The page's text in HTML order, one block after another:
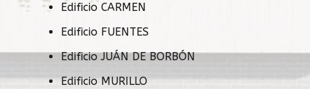
Edificio CARMEN
Edificio FUENTES
Edificio JUÁN DE BORBÓN
Edificio MURILLO